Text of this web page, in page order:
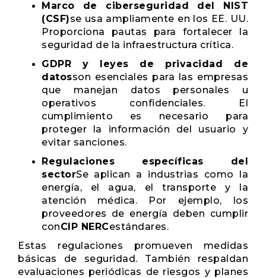
Marco de ciberseguridad del NIST
(CSF)se usa ampliamente en los EE. UU.
Proporciona pautas para fortalecer la
seguridad de la infraestructura crítica.
GDPR y leyes de privacidad de
datosson esenciales para las empresas
que manejan datos personales u
operativos confidenciales. El
cumplimiento es necesario para
proteger la información del usuario y
evitar sanciones.
Regulaciones específicas del
sectorSe aplican a industrias como la
energía, el agua, el transporte y la
atención médica. Por ejemplo, los
proveedores de energía deben cumplir
conCIP NERCestándares.
Estas regulaciones promueven medidas
básicas de seguridad. También respaldan
evaluaciones periódicas de riesgos y planes